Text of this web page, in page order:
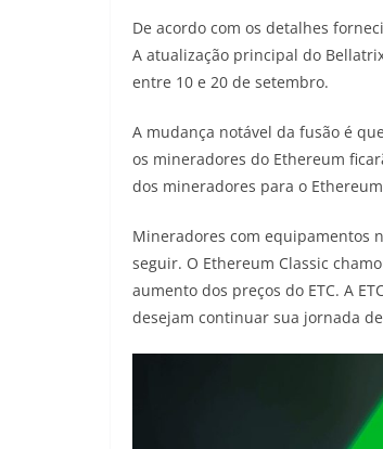
De acordo com os detalhes
A atualização principal do
entre 10 e 20 de setembro.
A mudança notável da fusão é
os mineradores do Ethereum
dos mineradores para o
Mineradores com equipamentos
seguir. O Ethereum Classic
aumento dos preços do ETC. A
desejam continuar sua jornada